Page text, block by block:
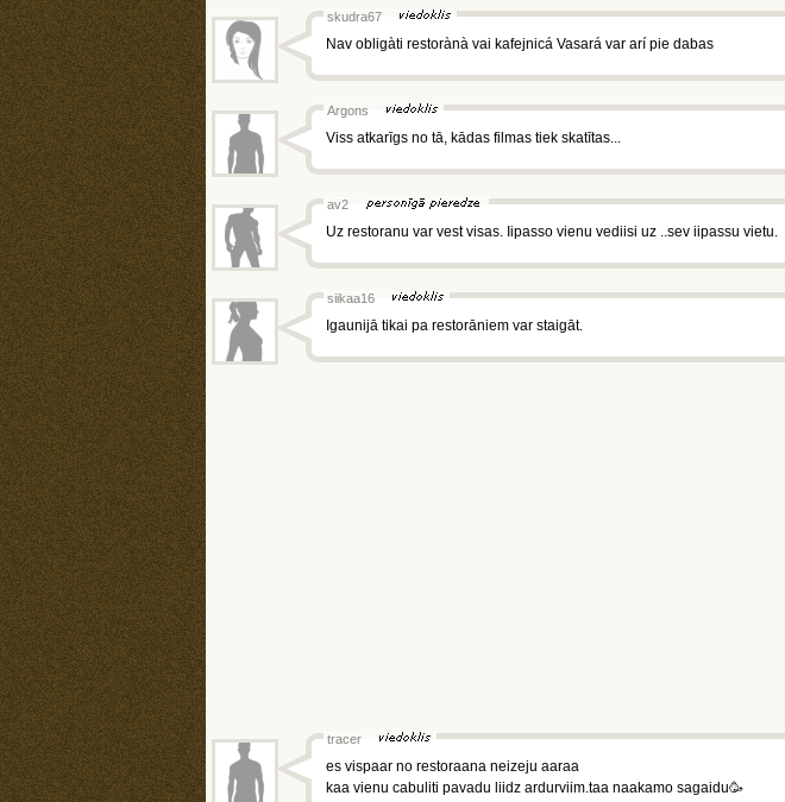
skudra67
Nav obligàti restorànà vai kafejnicá Vasará var arí pie dabas
Argons
Viss atkarīgs no tā, kādas filmas tiek skatītas...
av2
Uz restoranu var vest visas. Iipasso vienu vediisi uz ..sev iipassu vietu.
siikaa16
Igaunijā tikai pa restorāniem var staigāt.
tracer
es vispaar no restoraana neizeju aaraa
kaa vienu cabuliti pavadu liidz ardurviim.taa naakamo sagaidu🥳